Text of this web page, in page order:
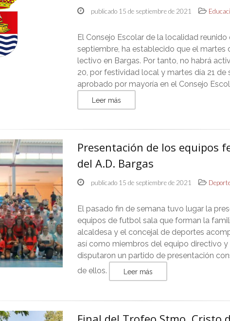
publicado 15 de septiembre de 2021
El Consejo Escolar de la localidad
septiembre, ha establecido que el martes
lectivo en Bargas. Por tanto, no habrá
20, por festividad local y martes día 21
aprobado por mayoría en el Consejo
Leer más
Presentación de los equipos
del A.D. Bargas
publicado 15 de septiembre de 2021
El pasado fin de semana tuvo lugar la
equipos de futbol sala que forman la
alcaldesa y el concejal de deportes
así como miembros del equipo directivo
disputaron un partido de presentación
de ellos.
Leer más